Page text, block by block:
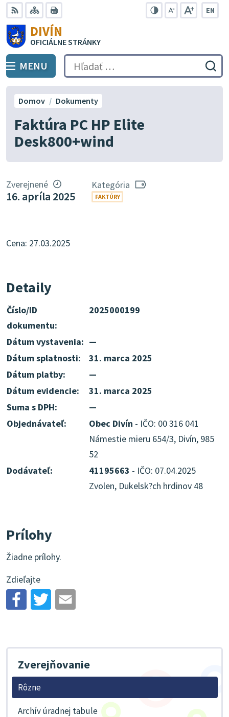
Preskočiť
na
obsah
RSS Mapa
EN
DIVÍN
OFICIÁLNE STRÁNKY
PREPNÚŤ
MENU Hľadať:
Faktúra PC HP Elite
Desk800+wind
Domov Dokumenty
Zverejnené
16. apríla 2025
Kategória
FAKTÚRY
Cena: 27.03.2025
Detaily
Číslo/ID
dokumentu:
2025000199
Dátum vystavenia: —
Dátum splatnosti:
31. marca 2025
Dátum platby:
—
Dátum evidencie:
31. marca 2025
Suma s DPH:
—
Objednávateľ:
Obec Divín - IČO: 00 316 041
Námestie mieru 654/3, Divín, 985
52
Dodávateľ:
41195663 - IČO: 07.04.2025
Zvolen, Dukelsk?ch hrdinov 48
Prílohy
Žiadne prílohy.
Zdieľajte
Zverejňovanie
Rôzne
Archív úradnej tabule